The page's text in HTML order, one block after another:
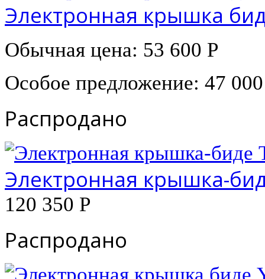
Электронная крышка
Обычная цена: 53 600 Р
Особое предложение: 47
Распродано
Электронная крышка-
120 350 Р
Распродано